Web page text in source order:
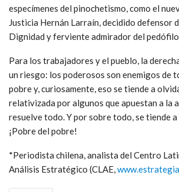
especímenes del pinochetismo, como el
Justicia Hernán Larraín, decidido defensor
Dignidad y ferviente admirador del pedófilo
Para los trabajadores y el pueblo, la
un riesgo: los poderosos son enemigos de
pobre y, curiosamente, eso se tiende a
relativizada por algunos que apuestan a la
resuelve todo. Y por sobre todo, se tiende
¡Pobre del pobre!
*Periodista chilena, analista del Centro
Análisis Estratégico (CLAE,